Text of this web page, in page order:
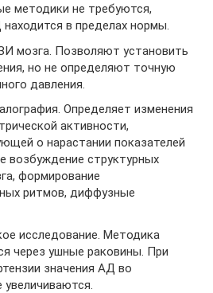
методики не требуются,
в пределах нормы.
мозга. Позволяют установить
но не определяют точную
давления.
Определяет изменения
активности,
о нарастании показателей
возбуждение структурных
формирование
ритмов, диффузные
исследование. Методика
через ушные раковины. При
значения АД во
увеличиваются.